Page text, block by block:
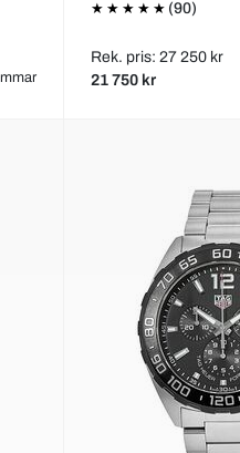
(90)
Rek. pris: 27 250 kr
21 750 kr